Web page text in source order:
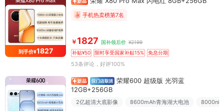
到手价¥1827
手机热卖榜第7名
￥ 1827 国补领后价 ¥2199
补贴¥50
限时享受国家补贴15% 免息分期
53条评论 ，好评100%
荣耀600 超级版 光羽蓝
12GB+256GB
2亿超清大底影像 8600mAh青海湖大电池